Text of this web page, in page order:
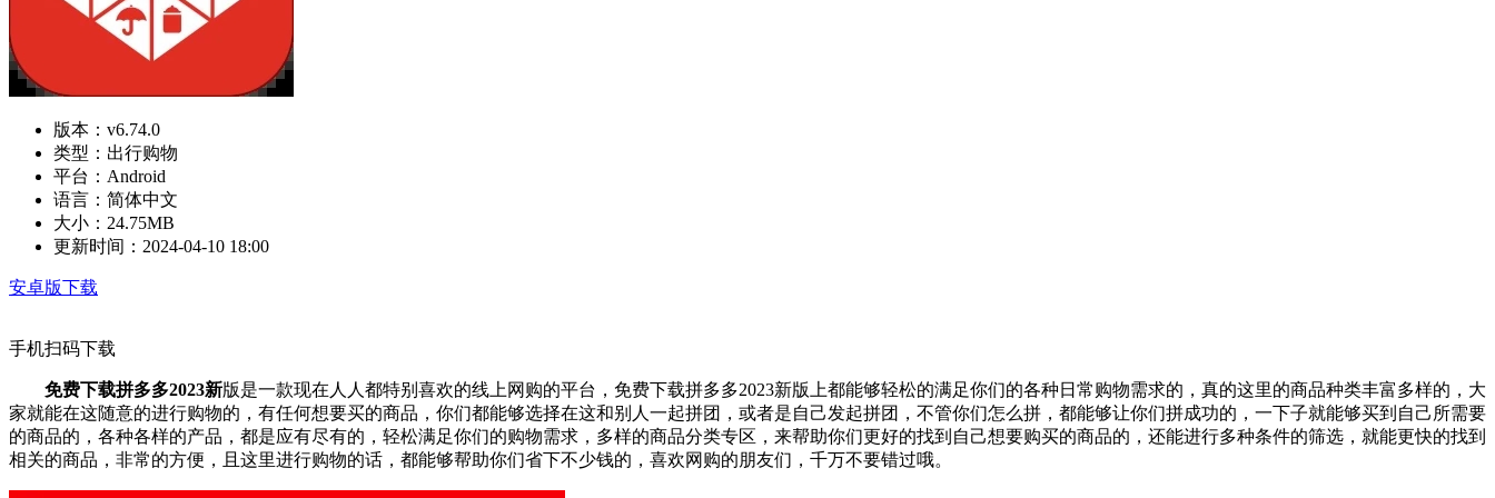
版本： v6.74.0
类型： 出行购物
平台： Android
语言： 简体中文
大小： 24.75MB
更新时间： 2024-04-10 18:00
安卓版下载
手机扫码下载
免费下载拼多多2023新版是一款现在人人都特别喜欢的线上网购的平台，免费下载拼多多2023新版上都能够轻松的满足你们的各种日常购物需求的，真的这里的商品种类丰富多样的，大
家就能在这随意的进行购物的，有任何想要买的商品，你们都能够选择在这和别人一起拼团，或者是自己发起拼团，不管你们怎么拼，都能够让你们拼成功的，一下子就能够买到自己所需要
的商品的，各种各样的产品，都是应有尽有的，轻松满足你们的购物需求，多样的商品分类专区，来帮助你们更好的找到自己想要购买的商品的，还能进行多种条件的筛选，就能更快的找到
相关的商品，非常的方便，且这里进行购物的话，都能够帮助你们省下不少钱的，喜欢网购的朋友们，千万不要错过哦。